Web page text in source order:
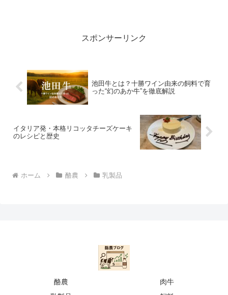
スポンサーリンク
池田牛とは？十勝ワイン由来の飼料で育
った“幻のあか牛”を徹底解説
イタリア発・本格リコッタチーズケーキ
のレシピと歴史
ホーム 酪農 乳製品
酪農
肉牛